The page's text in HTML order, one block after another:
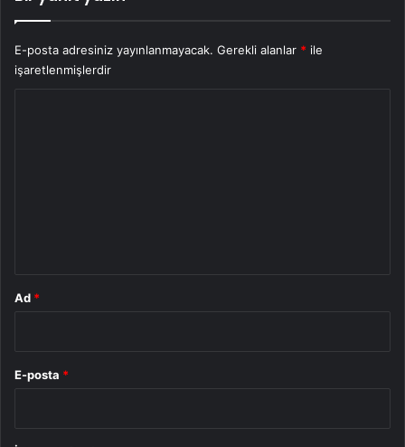
E-posta adresiniz yayınlanmayacak. Gerekli alanlar * ile
işaretlenmişlerdir
Ad *
E-posta *